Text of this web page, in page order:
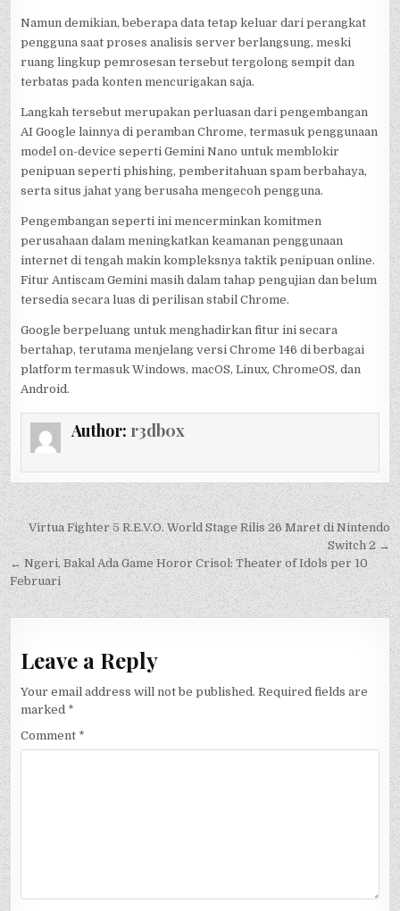
Namun demikian, beberapa data tetap keluar dari perangkat
pengguna saat proses analisis server berlangsung, meski
ruang lingkup pemrosesan tersebut tergolong sempit dan
terbatas pada konten mencurigakan saja.
Langkah tersebut merupakan perluasan dari pengembangan
AI Google lainnya di peramban Chrome, termasuk penggunaan
model on-device seperti Gemini Nano untuk memblokir
penipuan seperti phishing, pemberitahuan spam berbahaya,
serta situs jahat yang berusaha mengecoh pengguna.
Pengembangan seperti ini mencerminkan komitmen
perusahaan dalam meningkatkan keamanan penggunaan
internet di tengah makin kompleksnya taktik penipuan online.
Fitur Antiscam Gemini masih dalam tahap pengujian dan belum
tersedia secara luas di perilisan stabil Chrome.
Google berpeluang untuk menghadirkan fitur ini secara
bertahap, terutama menjelang versi Chrome 146 di berbagai
platform termasuk Windows, macOS, Linux, ChromeOS, dan
Android.
Author: r3db0x
Post
navigation
Virtua Fighter 5 R.E.V.O. World Stage Rilis 26 Maret di Nintendo
Switch 2 →
← Ngeri, Bakal Ada Game Horor Crisol: Theater of Idols per 10
Februari
Leave a Reply
Your email address will not be published. Required fields are
marked *
Comment *